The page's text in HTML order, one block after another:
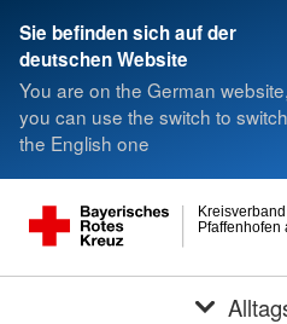
Sie befinden sich auf der
deutschen Website
You are on the German website,
you can use the switch to
the English one
Pfaffenhofen
Kreisverband